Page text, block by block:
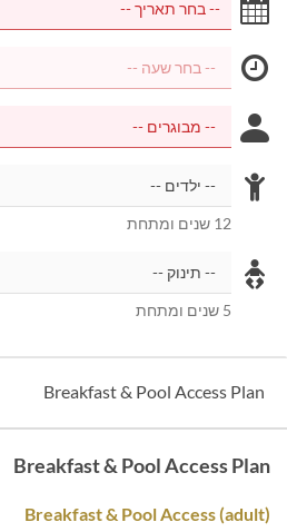
12 שנים ומתחת
5 שנים ומתחת
Breakfast & Pool Access Plan
Breakfast & Pool Access Plan
Breakfast & Pool Access (adult)